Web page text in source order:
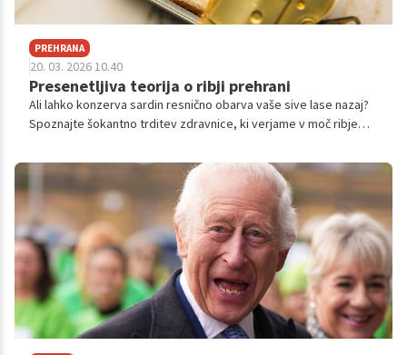
PREHRANA
20. 03. 2026 10.40
Presenetljiva teorija o ribji prehrani
Ali lahko konzerva sardin resnično obarva vaše sive lase nazaj?
Spoznajte šokantno trditev zdravnice, ki verjame v moč ribje
zdravje las.